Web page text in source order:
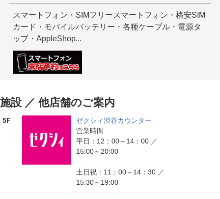
スマートフォン・SIMフリースマートフォン・格安SIM
カード・モバイルバッテリー・各種ケーブル・電源タ
ップ・AppleShop...
施設 ／ 他店舗のご案内
5F
ゼクシィ渋谷カウンター
営業時間
平日：12：00～14：00 ／
15:00～20:00
土日祝：11：00～14：30 ／
15:30～19:00